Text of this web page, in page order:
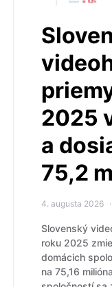
2025
a
75,2
4. augusta 2026
Slovenský
roku 2025
domácich
na 75,16